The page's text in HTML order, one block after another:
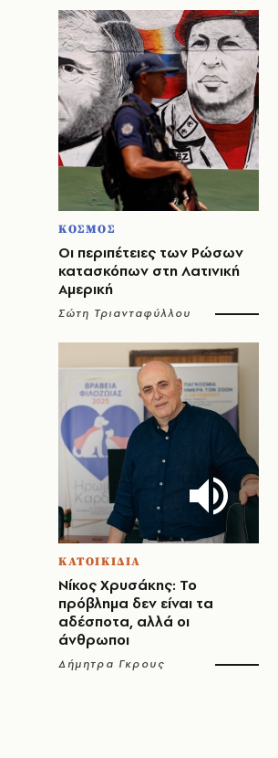
ΚΟΣΜΟΣ
Οι περιπέτειες των Ρώσων
κατασκόπων στη Λατινική
Αμερική
Σώτη Τριανταφύλλου
ΚΑΤΟΙΚΙΔΙΑ
Νίκος Χρυσάκης: Το
πρόβλημα δεν είναι τα
αδέσποτα, αλλά οι
άνθρωποι
Δήμητρα Γκρους